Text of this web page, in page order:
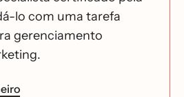
lo com uma tarefa
gerenciamento